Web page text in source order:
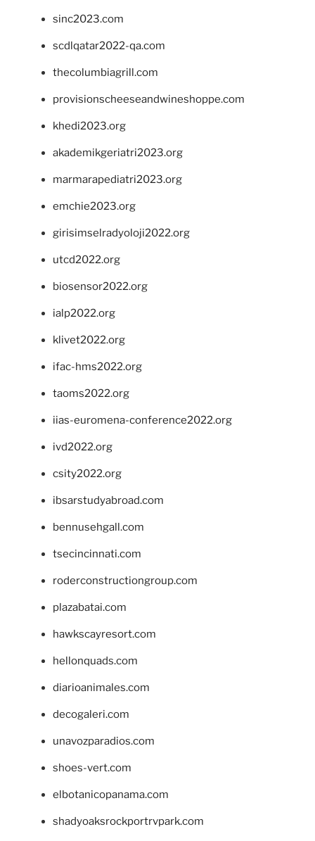
sinc2023.com
scdlqatar2022-qa.com
thecolumbiagrill.com
provisionscheeseandwineshoppe.com
khedi2023.org
akademikgeriatri2023.org
marmarapediatri2023.org
emchie2023.org
girisimselradyoloji2022.org
utcd2022.org
biosensor2022.org
ialp2022.org
klivet2022.org
ifac-hms2022.org
taoms2022.org
iias-euromena-conference2022.org
ivd2022.org
csity2022.org
ibsarstudyabroad.com
bennusehgall.com
tsecincinnati.com
roderconstructiongroup.com
plazabatai.com
hawkscayresort.com
hellonquads.com
diarioanimales.com
decogaleri.com
unavozparadios.com
shoes-vert.com
elbotanicopanama.com
shadyoaksrockportrvpark.com